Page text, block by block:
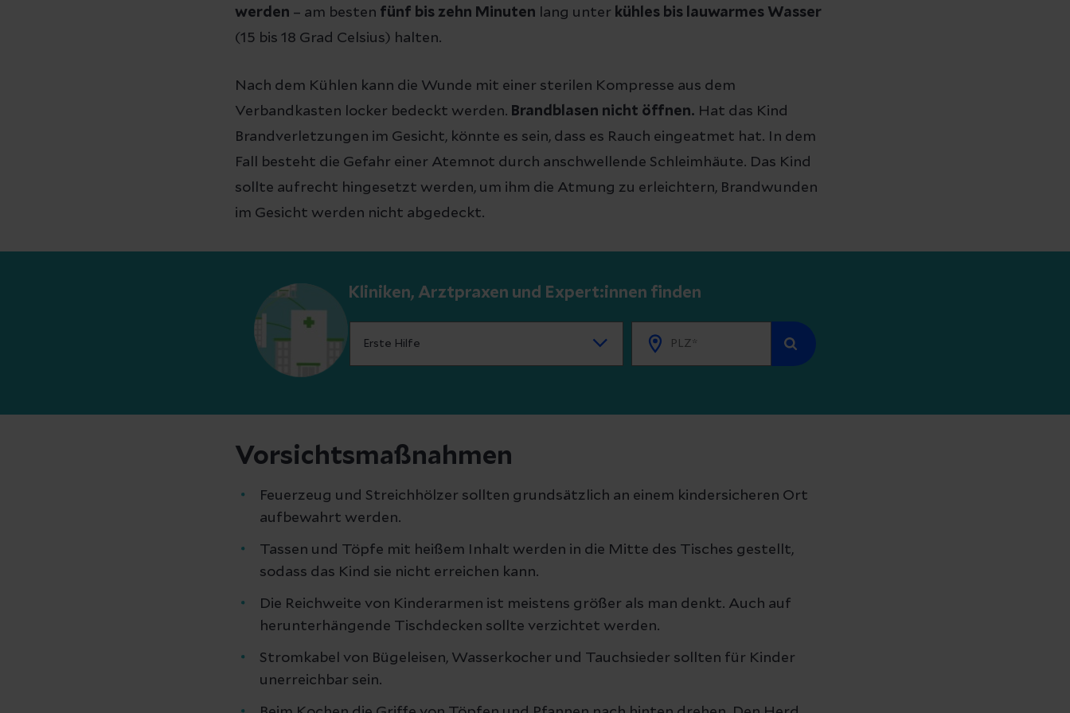
werden – am besten fünf bis zehn Minuten lang unter kühles bis lauwarmes Wasser
(15 bis 18 Grad Celsius) halten.
Nach dem Kühlen kann die Wunde mit einer sterilen Kompresse aus dem
Verbandkasten locker bedeckt werden. Brandblasen nicht öffnen. Hat das Kind
Brandverletzungen im Gesicht, könnte es sein, dass es Rauch eingeatmet hat. In dem
Fall besteht die Gefahr einer Atemnot durch anschwellende Schleimhäute. Das Kind
sollte aufrecht hingesetzt werden, um ihm die Atmung zu erleichtern, Brandwunden
im Gesicht werden nicht abgedeckt.
Kliniken, Arztpraxen und Expert:innen finden
Vorsichtsmaßnahmen
Feuerzeug und Streichhölzer sollten grundsätzlich an einem kindersicheren Ort
aufbewahrt werden.
Tassen und Töpfe mit heißem Inhalt werden in die Mitte des Tisches gestellt,
sodass das Kind sie nicht erreichen kann.
Die Reichweite von Kinderarmen ist meistens größer als man denkt. Auch auf
herunterhängende Tischdecken sollte verzichtet werden.
Stromkabel von Bügeleisen, Wasserkocher und Tauchsieder sollten für Kinder
unerreichbar sein.